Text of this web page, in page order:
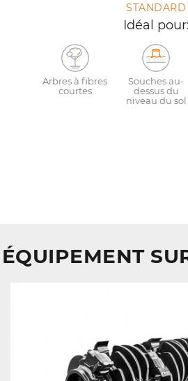
STANDARD
Idéal pour:
Arbres à fibres
courtes
Souches au-
dessus du
niveau du sol
ÉQUIPEMENT